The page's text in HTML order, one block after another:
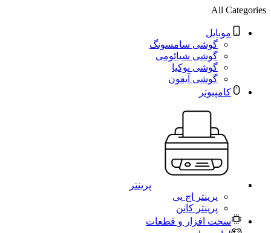
All Categories
موبایل
گوشی سامسونگ
گوشی شیائومی
گوشی نوکیا
گوشی آیفون
کامپیوتر
پرینتر
پرینتر اچ پی
پرینتر کانن
سخت افزار و قطعات